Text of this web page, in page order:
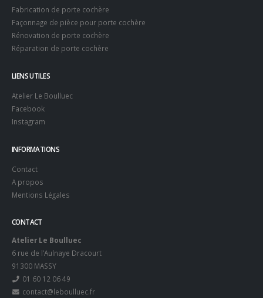
Fabrication de porte cochère
Façonnage de pièce pour porte cochère
Rénovation de porte cochère
Réparation de porte cochère
LIENS UTILES
Atelier Le Boulluec
Facebook
Instagram
INFORMATIONS
Contact
A propos
Mentions Légales
CONTACT
Atelier Le Boulluec
6 rue de l’Aulnaye Dracourt
91300 MASSY
01 60 12 06 49
contact@leboulluec.fr